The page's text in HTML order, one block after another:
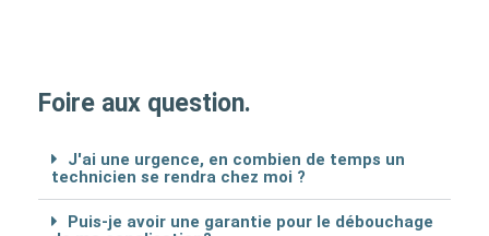
Foire aux question.
J'ai une urgence, en combien de temps un
technicien se rendra chez moi ?
Puis-je avoir une garantie pour le débouchage